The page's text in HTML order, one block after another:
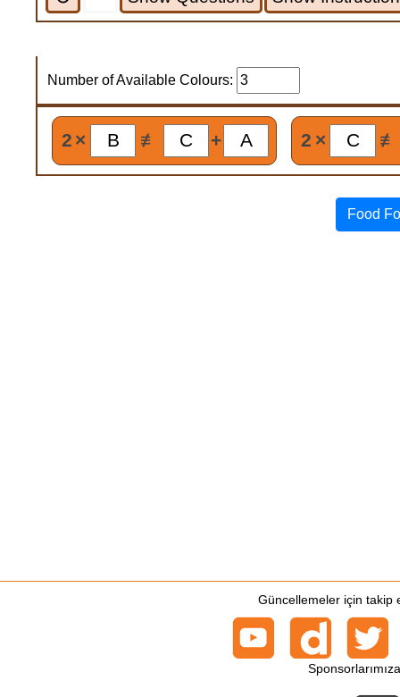
Number of Available Colours:
2 × ≢ + 2 × ≢
Food
Güncellemeler için takip